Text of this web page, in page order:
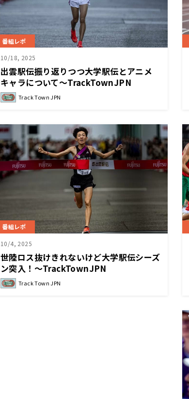
番組レポ
10/18, 2025
出雲駅伝振り返りつつ大学駅伝とアニメ
キャラについて～TrackTownJPN
Track Town JPN
番組レポ
10/4, 2025
世陸ロス抜けきれないけど大学駅伝シーズ
ン突入！～TrackTownJPN
Track Town JPN